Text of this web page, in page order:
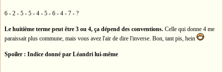
6 - 2 - 5 - 5 - 4 - 5 - 6 - 4 - 7 - ?
Le huitième terme peut être 3 ou 4, ça dépend des conventions. Celle qui donne 4 me
paraissait plus commune, mais vous avez l'air de dire l'inverse. Bon, tant pis, hein
Spoiler : Indice donné par Léandri lui-même